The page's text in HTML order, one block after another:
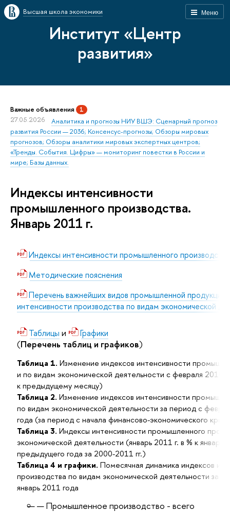
Меню
Высшая школа экономики
Институт «Центр
развития»
Важные объявления 1
27.05.2026
Аналитика и прогнозы НИУ ВШЭ: Сценарный прогноз
развития России — 2036; Консенсус-прогнозы; Обзоры мировых
прогнозов; Обзоры аналитики мировых экспертных центров;
«Тренды. События. Цифры» — мониторинг повестки в России и
мире; Базы данных.
Индексы интенсивности
промышленного производства.
Январь 2011 г.
Индексы интенсивности промышленного
Методические пояснения
Перечень важнейших видов промышленной продукции
интенсивности производства по видам экономической
Таблицы и Графики
(Перечень таблиц и графиков)
Таблица 1. Изменение индексов интенсивности
и по видам экономической деятельности с февраля 2010
к предыдущему месяцу)
Таблица 2. Изменение индексов интенсивности
по видам экономической деятельности за период с
года (за период с начала финансово-экономического
Таблица 3. Индексы интенсивности промышленного
экономической деятельности (январь 2011 г. в % к январю
предыдущего года за 2000-2011 гг.)
Таблица 4 и графики. Помесячная динамика индексов
производства по видам экономической деятельности за
январь 2011 года
Промышленное производство - всего